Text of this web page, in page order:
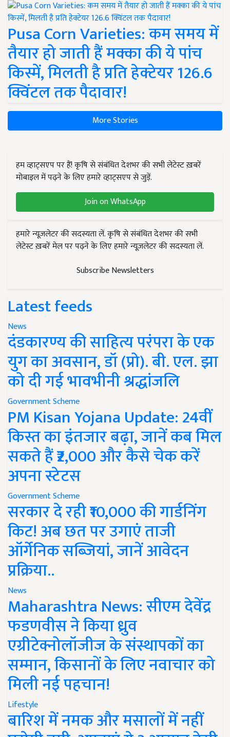
Pusa Corn Varieties: कम समय में
तैयार हो जाती हैं मक्का की ये पांच
किस्में, मिलती है प्रति हेक्टेयर 126.6
क्विंटल तक पैदावार!
More Stories
हम व्हाट्सएप पर हैं! कृषि से संबंधित देशभर की सभी लेटेस्ट ख़बरें
मोबाइल में पढ़ने के लिए हमारे व्हाट्सएप से जुड़ें.
Join on WhatsApp
हमारे न्यूज़लेटर की सदस्यता लें. कृषि से संबंधित देशभर की सभी
लेटेस्ट ख़बरें मेल पर पढ़ने के लिए हमारे न्यूज़लेटर की सदस्यता लें.
Subscribe Newsletters
Latest feeds
News
दंडकारण्य की साहित्य परंपरा के एक
युग का अवसान, डॉ (प्रो). बी. एल. झा
को दी गई भावभीनी श्रद्धांजलि
Government Scheme
PM Kisan Yojana Update: 24वीं
किस्त का इंतजार बढ़ा, जानें कब मिल
सकते हैं ₹2,000 और कैसे चेक करें
अपना स्टेटस
Government Scheme
सरकार दे रही ₹10,000 की गार्डनिंग
किट! अब छत पर उगाएं ताजी
ऑर्गेनिक सब्जियां, जानें आवेदन
प्रक्रिया..
News
Maharashtra News: सीएम देवेंद्र
फडणवीस ने किया ध्रुव
एग्रीटेक्नोलॉजीज के संस्थापकों का
सम्मान, किसानों के लिए नवाचार को
मिली नई पहचान!
Lifestyle
बारिश में नमक और मसालों में नहीं